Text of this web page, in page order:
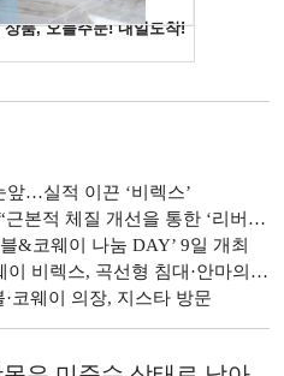
앞…실적 이끈 ‘비렉스’
을 통한 ‘리버스(RE-BIRTH)’” [신년사 2026]
&코웨이 나눔 DAY’ 9일 개최
스, 곡선형 침대·안마의자 ‘주목’
코웨이 의장, 지스타 방문